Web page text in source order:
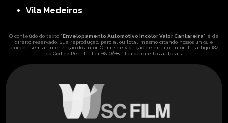
Vila Medeiros
O conteúdo do texto "Envelopamento Automotivo Incolor Valor Cantareira" é de
direito reservado. Sua reprodução, parcial ou total, mesmo citando nossos links, é
proibida sem a autorização do autor. Crime de violação de direito autoral – artigo 184
do Código Penal – Lei 9610/98 - Lei de direitos autorais.